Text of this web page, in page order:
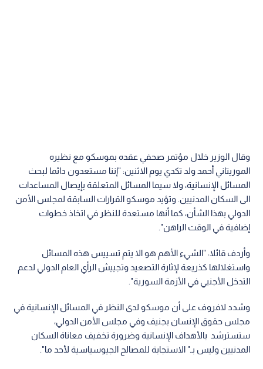
وقال الوزير خلال مؤتمر صحفي عقده بموسكو مع نظيره
الموريتاني أحمد ولد تكدي يوم الاثنين: "إننا مستعدون دائما لبحث
المسائل الإنسانية، ولا سيما المسائل المتعلقة بإيصال المساعدات
الى السكان المدنيين. وتؤيد موسكو القرارات السابقة لمجلس الأمن
الدولي بهذا الشأن، كما أنها مستعدة للنظر في اتخاذ خطوات
إضافية في الوقت الراهن".
وأردف قائلا: "الشيء الأهم هو الا يتم تسييس هذه المسائل
واستغلالها كذريعة لإثارة التصعيد وتجييش الرأي العام الدولي لدعم
التدخل الأجنبي في الأزمة السورية".
وشدد لافروف على أن موسكو لدى النظر في المسائل الإنسانية في
مجلس حقوق الإنسان بجنيف وفي مجلس الأمن الدولي،
ستسترشد بالأهداف الإنسانية وضرورة تخفيف معاناة السكان
المدنيين وليس بـ" الاستجابة للمصالح الجيوسياسية لأحد ما".